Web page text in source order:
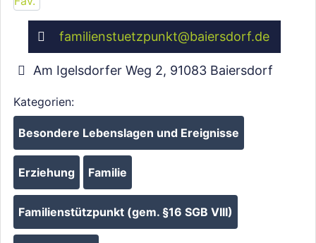
familienstuetzpunkt@baiersdorf.de
Am Igelsdorfer Weg 2, 91083 Baiersdorf
Kategorien:
Besondere Lebenslagen und Ereignisse
Erziehung Familie
Familienstützpunkt (gem. §16 SGB VIII)